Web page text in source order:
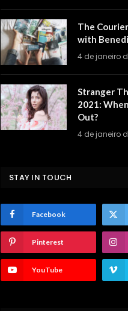
The
with
4 de janeiro
Stranger
2021:
Out?
4 de janeiro
STAY IN TOUCH
Facebook
Pinterest
YouTube